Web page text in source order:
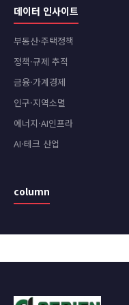
데이터 인사이트
부동산·주택정책
정책·규제 추적
금융·가계경제
인구·지역소멸
에너지·AI인프라
AI·테크 산업
column